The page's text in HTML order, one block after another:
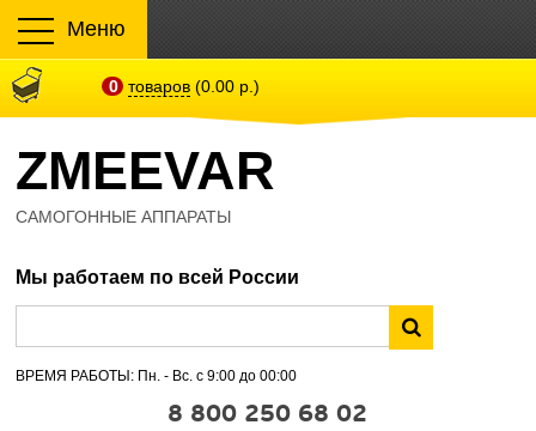
Меню
0 товаров (0.00 р.)
ZMEEVAR
САМОГОННЫЕ АППАРАТЫ
Мы работаем по всей России
ВРЕМЯ РАБОТЫ: Пн. - Вс. с 9:00 до 00:00
8 800 250 68 02